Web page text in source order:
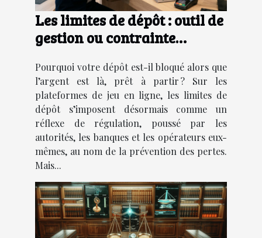
Les limites de dépôt : outil de
gestion ou contrainte
Pourquoi votre dépôt est-il bloqué alors que
l’argent est là, prêt à partir ? Sur les
plateformes de jeu en ligne, les limites de
dépôt s’imposent désormais comme un
réflexe de régulation, poussé par les
autorités, les banques et les opérateurs eux-
mêmes, au nom de la prévention des pertes.
Mais...